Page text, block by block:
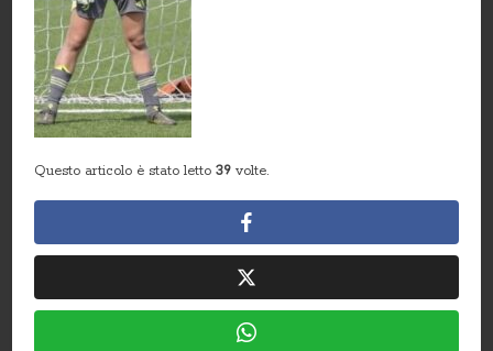
Questo articolo è stato letto39 volte.